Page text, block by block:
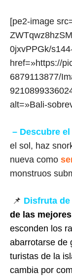
[pe2-image
0jxvPPGk/
href=»https://
6879113877/
alt=»Bali-
– Descubre
el sol, haz
nueva como
monstruos
📌 Disfruta
de las
esconden los
abarrotarse de
turistas de la
cambia por